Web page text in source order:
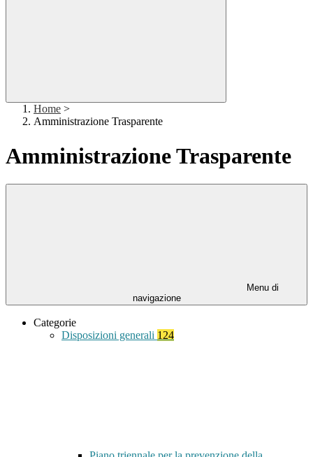
Home >
Amministrazione Trasparente
Amministrazione Trasparente
Menu di
navigazione
Categorie
Disposizioni generali 124